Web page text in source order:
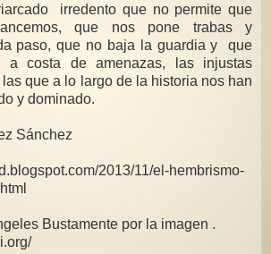
irredento que no permite que
que nos pone trabas y
paso, que no baja la guardia y que
a costa de amenazas, las injustas
que a lo largo de la historia nos han
y dominado.
Sánchez
2013/11/el-hembrismo-
Bustamente por la imagen .